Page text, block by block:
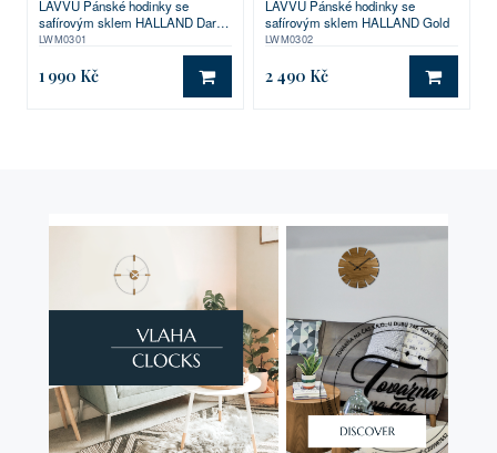
LAVVU Pánské hodinky se
safírovým sklem HALLAND Dark
Grey
LWM0301
1 990 Kč DO KOŠÍKU
LAVVU Pánské hodinky se
safírovým sklem HALLAND Gold
LWM0302
2 490 Kč DO